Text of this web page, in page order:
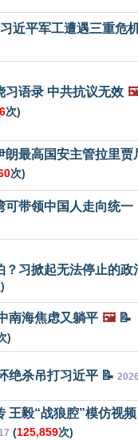
近平军工遭遇三重危
习语录 中共抗议无效
次)
朗最高国安主管拉里贾
次)
可带领中国人走向统一
？习掀起无法停止的政
南海焦虑又躺平 🖼️📝
)
绝杀吊打习近平 📝
王毅“战狼腔”模仿视频
(125,859次)